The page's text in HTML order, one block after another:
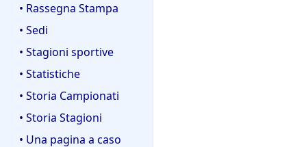
• Rassegna Stampa
• Sedi
• Stagioni sportive
• Statistiche
• Storia Campionati
• Storia Stagioni
• Una pagina a caso